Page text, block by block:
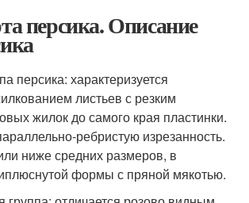
персика. Описание
персика: характеризуется
листьев с резким
жилок до самого края пластинки.
ребристую изрезанность.
ниже средних размеров, в
формы с пряной мякотью.